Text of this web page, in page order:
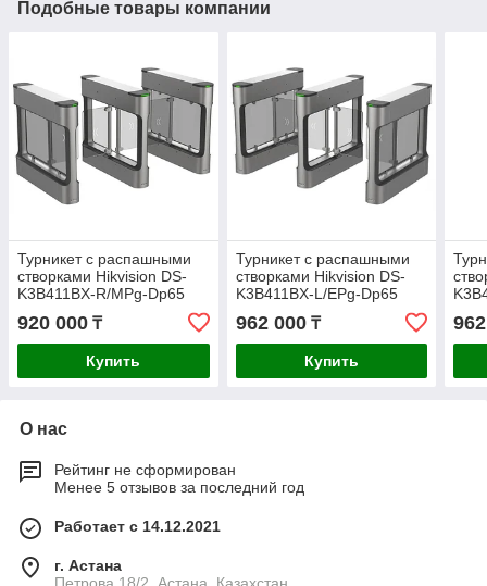
Подобные товары компании
Турникет с распашными
створками Hikvision DS-
K3B411BX-R/MPg-Dp65
(правый крайний элемент)
920 000 ₸
Купить
Турникет с распашными
створками Hikvision DS-
K3B411BX-L/EPg-Dp65
(левый крайний элемент)
962 000₸
Купить
О нас
Рейтинг не сформирован
Менее 5 отзывов за последний год
Работает с 14.12.2021
г. Астана